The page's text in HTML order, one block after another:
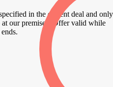
in the current deal and only
our premises. Offer valid while